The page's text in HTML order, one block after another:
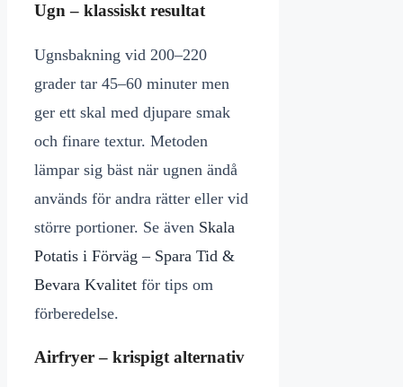
Ugn – klassiskt resultat
Ugnsbakning vid 200–220
grader tar 45–60 minuter men
ger ett skal med djupare smak
och finare textur. Metoden
lämpar sig bäst när ugnen ändå
används för andra rätter eller vid
större portioner. Se även Skala
Potatis i Förväg – Spara Tid &
Bevara Kvalitet för tips om
förberedelse.
Airfryer – krispigt alternativ